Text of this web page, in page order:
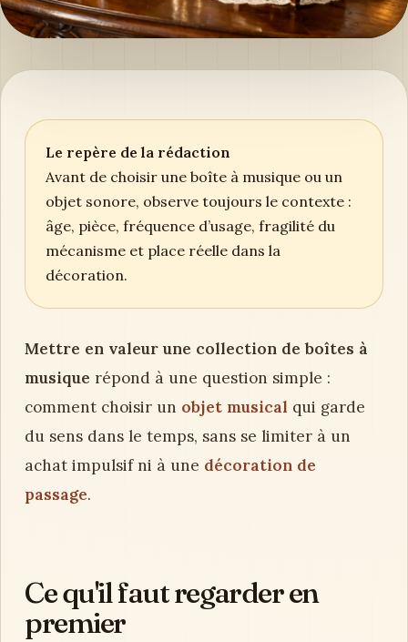
Le repère de la rédaction
Avant de choisir une boîte à musique ou un
objet sonore, observe toujours le contexte :
âge, pièce, fréquence d’usage, fragilité du
mécanisme et place réelle dans la
décoration.
Mettre en valeur une collection de boîtes à
musique répond à une question simple :
comment choisir un objet musical qui garde
du sens dans le temps, sans se limiter à un
achat impulsif ni à une décoration de
passage.
Ce qu'il faut regarder en
premier